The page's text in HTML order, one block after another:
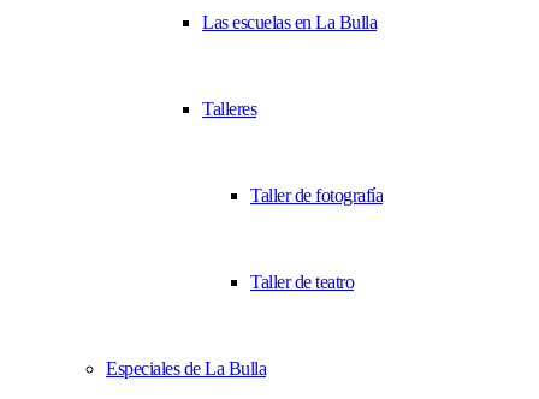
Las escuelas en La Bulla
Talleres
Taller de fotografía
Taller de teatro
Especiales de La Bulla